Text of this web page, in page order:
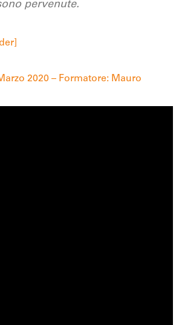
pervenute.
2020 – Formatore: Mauro